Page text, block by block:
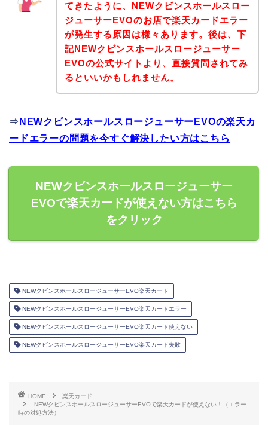
てきたように、NEWクビンスホールスロー
ジューサーEVOのお店で楽天カードエラー
が発生する原因は様々あります。後は、下
記NEWクビンスホールスロージューサー
EVOの公式サイトより、直接質問されてみ
るといいかもしれません。
⇒ NEWクビンスホールスロージューサーEVOの楽天カ
ードエラーの問題を今すぐ解決したい方はこちら
NEWクビンスホールスロージューサー
EVOで楽天カードが使えない方はこちら
をクリック
NEWクビンスホールスロージューサーEVO楽天カード
NEWクビンスホールスロージューサーEVO楽天カードエラー
NEWクビンスホールスロージューサーEVO楽天カード使えない
NEWクビンスホールスロージューサーEVO楽天カード失敗
HOME
楽天カード
NEWクビンスホールスロージューサーEVOで楽天カードが使えない！（エラー
時の対処方法）